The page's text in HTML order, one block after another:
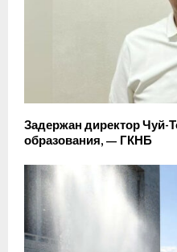
Задержан директор Чуй-
образования, — ГКНБ